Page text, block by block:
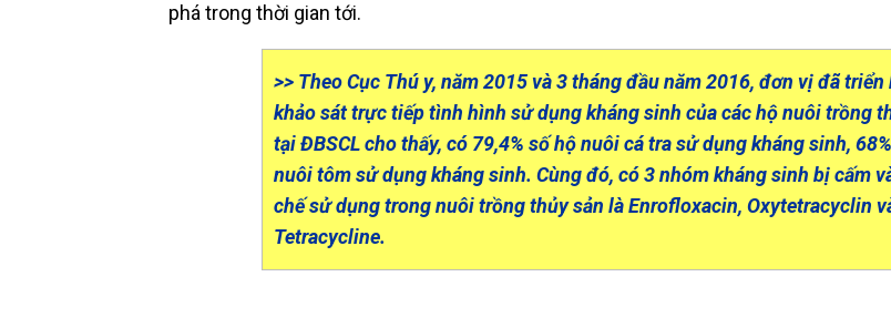
phá trong thời gian tới.
>> Theo Cục Thú y, năm 2015 và 3 tháng đầu năm 2016, đơn vị đã triển
khảo sát trực tiếp tình hình sử dụng kháng sinh của các hộ nuôi trồng
tại ĐBSCL cho thấy, có 79,4% số hộ nuôi cá tra sử dụng kháng sinh,
nuôi tôm sử dụng kháng sinh. Cùng đó, có 3 nhóm kháng sinh bị cấm
chế sử dụng trong nuôi trồng thủy sản làEnrofloxacin, Oxytetracyclin
Tetracycline.